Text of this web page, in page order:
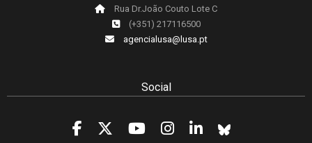
Rua Dr.João Couto Lote C
(+351) 217116500
agencialusa@lusa.pt
Social